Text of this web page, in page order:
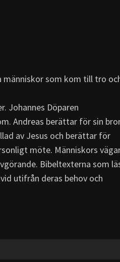
människor som kom till tro
Johannes Döparen
Andreas berättar för sin
av Jesus och berättar för
möte. Människors
Bibeltexterna som
utifrån deras behov och